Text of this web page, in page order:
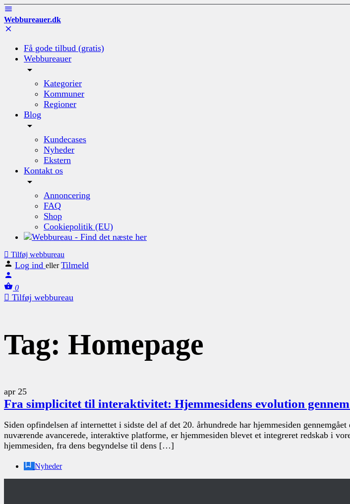
Webbureauer.dk
Få gode tilbud (gratis)
Webbureauer
Kategorier
Kommuner
Regioner
Blog
Kundecases
Nyheder
Ekstern
Kontakt os
Annoncering
FAQ
Shop
Cookiepolitik (EU)
Tilføj webbureau
Log ind eller Tilmeld
0
Tilføj webbureau
Tag: Homepage
apr 25
Fra simplicitet til interaktivitet: Hjemmesidens evolution
Siden opfindelsen af internettet i sidste del af det 20. århundrede har hjemmesiden
nuværende avancerede, interaktive platforme, er hjemmesiden blevet et integreret redskab i
hjemmesiden, fra dens begyndelse til dens […]
Nyheder